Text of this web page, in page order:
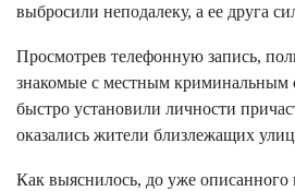
выбросили неподалеку, а ее друга
Просмотрев телефонную запись,
знакомые с местным криминальным
быстро установили личности
оказались жители близлежащих
Как выяснилось, до уже